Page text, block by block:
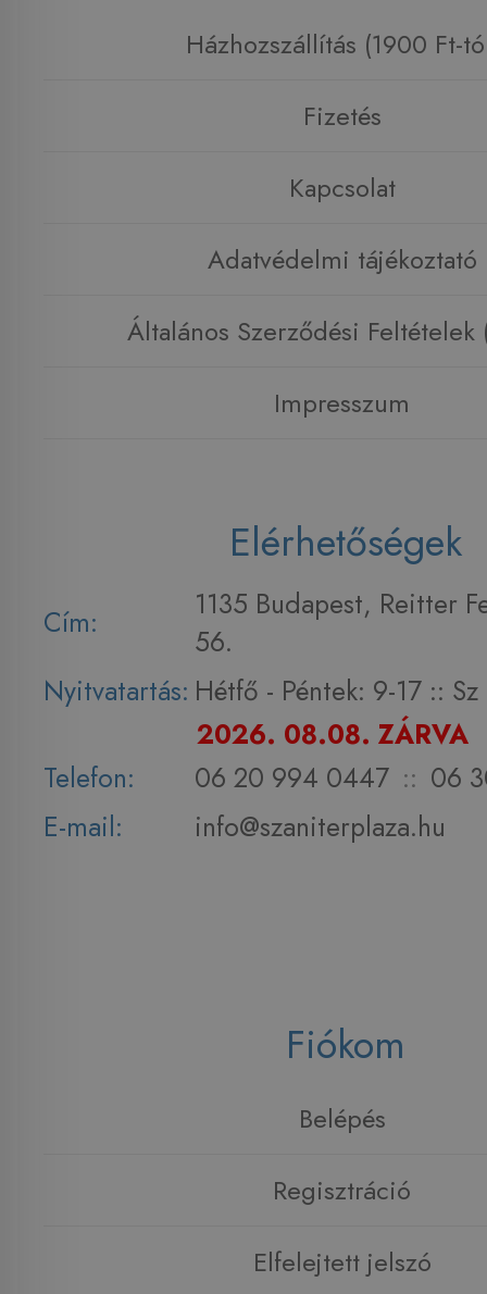
Házhozszállítás (1900 Ft-
Fizetés
Kapcsolat
Adatvédelmi tájékoztató
Általános Szerződési Feltételek
Impresszum
Elérhetőségek
Cím:
1135 Budapest, Reitter
56.
Nyitvatartás: Hétfő - Péntek: 9-17 :: Sz
2026. 08.08. ZÁRVA
Telefon:
06 20 994 0447 :: 06
E-mail:
info@szaniterplaza.hu
Fiókom
Belépés
Regisztráció
Elfelejtett jelszó